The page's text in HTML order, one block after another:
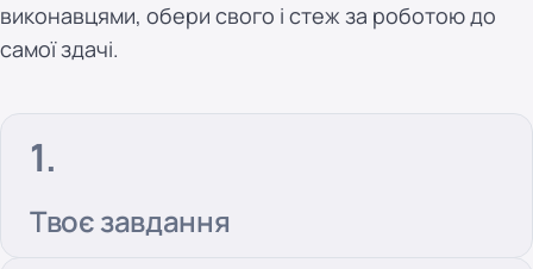
виконавцями, обери свого і стеж за роботою до
самої здачі.
Твоє завдання